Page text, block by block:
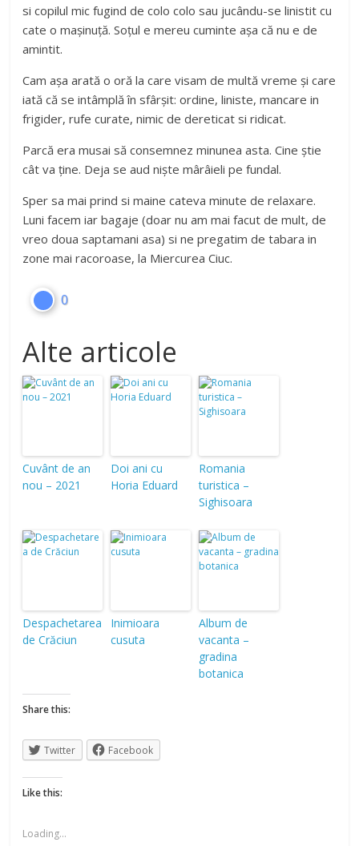
si copilul mic fugind de colo colo sau jucându-se linistit cu
cate o mașinuță. Soțul e mereu cuminte așa că nu e de
amintit.
Cam așa arată o oră la care visam de multă vreme și care
iată că se intâmplă în sfârșit: ordine, liniste, mancare in
frigider, rufe curate, nimic de dereticat si ridicat.
Parcă era musai să consemnez minunea asta. Cine știe
cât va ține. Deja se aud niște mârâieli pe fundal.
Sper sa mai prind si maine cateva minute de relaxare.
Luni facem iar bagaje (doar nu am mai facut de mult, de
vreo doua saptamani asa) si ne pregatim de tabara in
zone mai racoroase, la Miercurea Ciuc.
0
Alte articole
Cuvânt de an
nou – 2021
Doi ani cu
Horia Eduard
Romania
turistica –
Sighisoara
Despachetarea
de Crăciun
Inimioara
cusuta
Album de
vacanta –
gradina
botanica
Share this:
Twitter Facebook
Like this:
Loading...